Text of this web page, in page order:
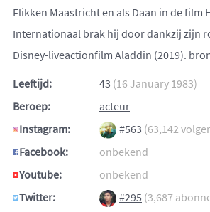
Flikken Maastricht en als Daan in de film
Internationaal brak hij door dankzij zijn
Disney-liveactionfilm Aladdin (2019).
Leeftijd:
43 (16 January 1983)
Beroep:
acteur
Instagram:
#563 (63,142
Facebook:
onbekend
Youtube:
onbekend
Twitter:
#295 (3,687